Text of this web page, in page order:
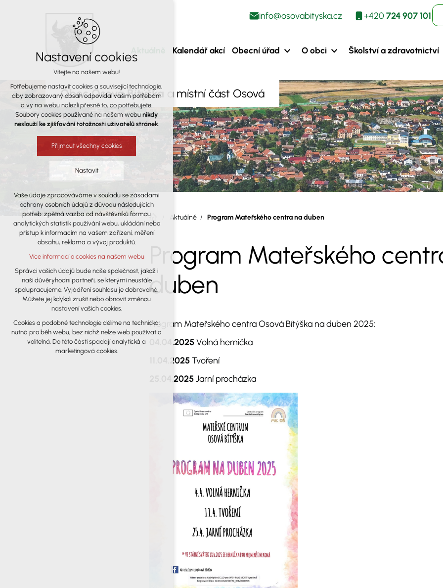
info@osovabityska.cz +420724 907 101
Kalendář akcí Obecní úřad O obci Školství a zdravotnictví
Obec Osová Bítýška a místní část Osová
Aktuálně Program Mateřského centra na duben
Program Mateřského
duben
Program Mateřského centra Osová Bítýška na duben 2025:
04.04.2025Volná hernička
11.04.2025Tvoření
25.04.2025Jarní procházka
Nastavení cookies
Vítejte na našem webu!
Potřebujeme nastavit cookies a související technologie,
aby zobrazovaný obsah odpovídal vašim potřebám
a vy na webu nalezli přesně to, co potřebujete.
Soubory cookies používané na našem webu nikdy
neslouží ke zjišťování totožnosti uživatelů stránek.
Přijmout všechny cookies
Nastavit
Technická cookies
nutná pro provozování webu
udržení kontextu stránek (session): případná
přihlášení, volby jazyka, apod.
analytická pro anonymizované
vyhodnocení návštěvnosti
marketingová cookies (Google)
Více informací o cookies na našem webu
Přijmout všechny cookies
Odmítnout vše
Vaše údaje zpracováváme v souladu se zásadami
ochrany osobních údajů z důvodu následujících
potřeb: zpětná vazba od návštěvníků formou
analytických statistik používání webu, ukládání nebo
přístup k informacím na vašem zařízení, měření
obsahu, reklama a vývoj produktů.
Více informací o cookies na našem webu
Správci vašich údajů bude naše společnost, jakož i
naši důvěryhodní partneři, se kterými neustále
spolupracujeme. Vyjádření souhlasu je dobrovolné.
Můžete jej kdykoli zrušit nebo obnovit změnou
nastavení vašich cookies.
Cookies a podobné technologie dělíme na technická:
nutná pro běh webu, bez nichž nelze web používat a
volitelná. Do této části spadají analytická a
marketingová cookies.